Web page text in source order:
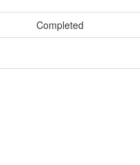
Completed